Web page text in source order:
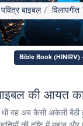
पवित्र बाइबल विलापगीत 1
Bible Book (HINIRV)
की आयत
थी वह अब कैसी अकेली बैठी